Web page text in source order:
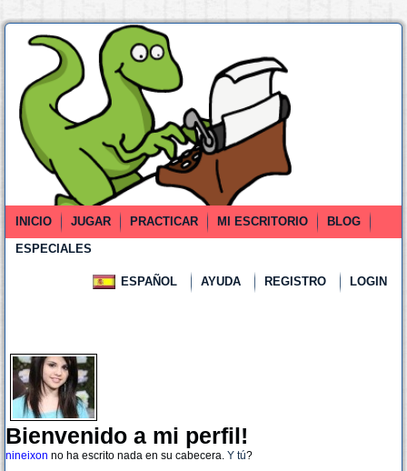
INICIO JUGAR PRACTICAR MI ESCRITORIO
BLOG
ESPECIALES
ESPAÑOL AYUDA REGISTRO LOGIN
Bienvenido a mi perfil!
nineixon no ha escrito nada en su cabecera. Y tú?